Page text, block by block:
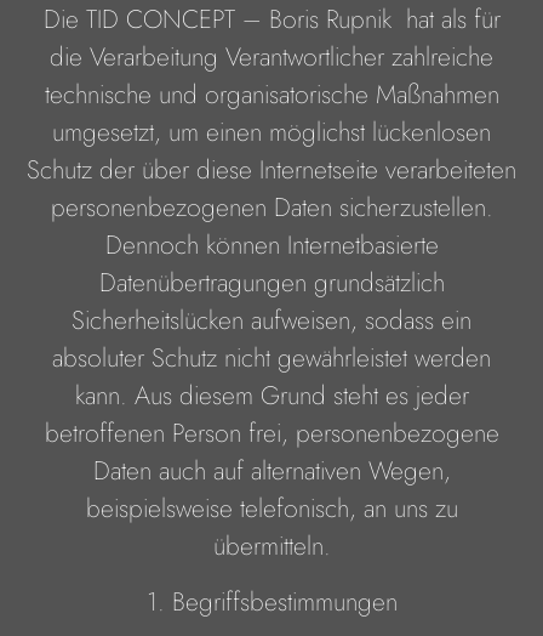
Die TID CONCEPT – Boris Rupnik hat als für
die Verarbeitung Verantwortlicher zahlreiche
technische und organisatorische Maßnahmen
umgesetzt, um einen möglichst lückenlosen
Schutz der über diese Internetseite verarbeiteten
personenbezogenen Daten sicherzustellen.
Dennoch können Internetbasierte
Datenübertragungen grundsätzlich
Sicherheitslücken aufweisen, sodass ein
absoluter Schutz nicht gewährleistet werden
kann. Aus diesem Grund steht es jeder
betroffenen Person frei, personenbezogene
Daten auch auf alternativen Wegen,
beispielsweise telefonisch, an uns zu
übermitteln.
1. Begriffsbestimmungen